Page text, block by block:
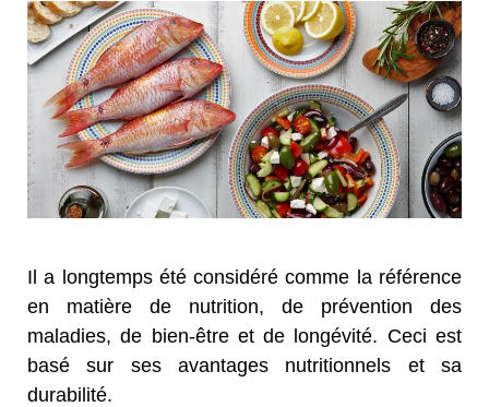
Il a longtemps été considéré comme la référence
en matière de nutrition, de prévention des
maladies, de bien-être et de longévité. Ceci est
basé sur ses avantages nutritionnels et sa
durabilité.